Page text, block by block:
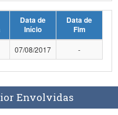
Data de
Início
Data de
Fim
07/08/2017 -
Envolvidas